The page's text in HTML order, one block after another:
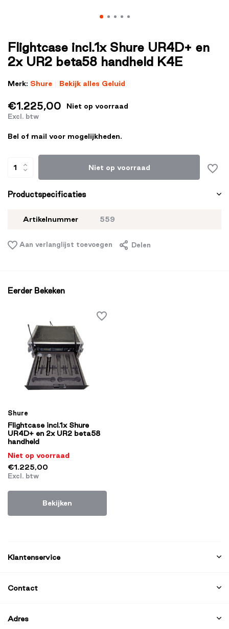
Flightcase incl.1x Shure UR4D+ en
2x UR2 beta58 handheld K4E
Merk: Shure Bekijk alles Geluid
€1.225,00 Niet op voorraad
Excl. btw
Bel of mail voor mogelijkheden.
Niet op voorraad
Productspecificaties
Artikelnummer 559
Aan verlanglijst toevoegen Delen
Eerder Bekeken
Shure
Flightcase incl.1x Shure
UR4D+ en 2x UR2 beta58
handheld
Niet op voorraad
€1.225,00
Excl. btw
Bekijken
Klantenservice
Contact
Adres